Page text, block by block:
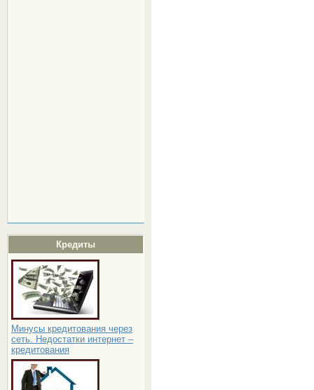
Кредиты
Минусы кредитования через
сеть. Недостатки интернет –
кредитования